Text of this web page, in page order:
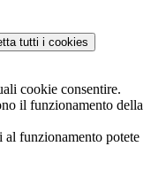
tutti i cookies
cookie consentire.
il funzionamento della
al funzionamento potete